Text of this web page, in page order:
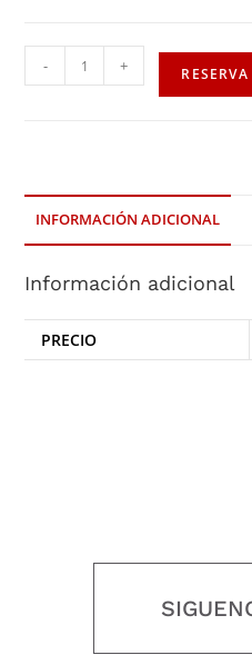
- + RESERVA
INFORMACIÓN ADICIONAL
Información adicional
PRECIO